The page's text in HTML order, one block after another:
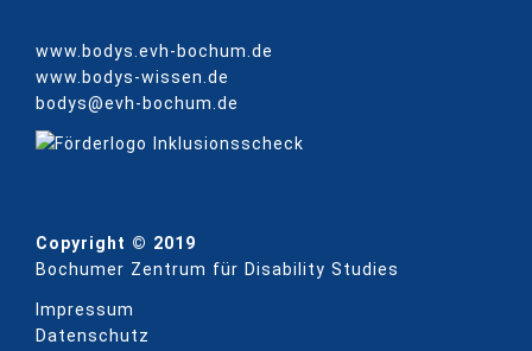
www.bodys.evh-bochum.de
www.bodys-wissen.de
bodys@evh-bochum.de
Copyright © 2019
Bochumer Zentrum für Disability Studies
Impressum
Datenschutz